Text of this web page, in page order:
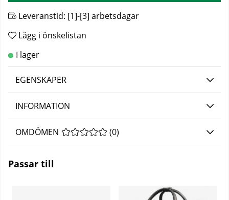
Leveranstid: [1]-[3] arbetsdagar
Lägg i önskelistan
EGENSKAPER
INFORMATION
OMDÖMEN MEDELBETYG 0 AV 5 ANTAL BETYG 0
(0)
Passar till